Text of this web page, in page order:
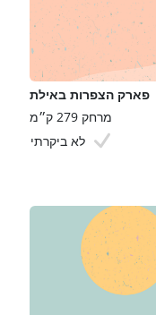
פארק הצפרות באילת
מרחק 279 ק״מ
לא ביקרתי